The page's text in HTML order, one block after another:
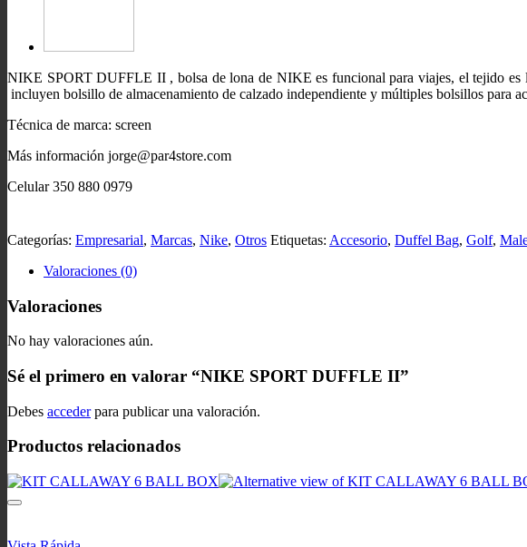
NIKE SPORT DUFFLE II , bolsa de lona de NIKE es funcional para viajes, el tejido
incluyen bolsillo de almacenamiento de calzado independiente y múltiples bolsillos para
Técnica de marca: screen
Más información jorge@par4store.com
Celular 350 880 0979
Categorías: Empresarial, Marcas, Nike, Otros Etiquetas: Accesorio, Duffel Bag, Golf,
Valoraciones (0)
Valoraciones
No hay valoraciones aún.
Sé el primero en valorar “NIKE SPORT DUFFLE II”
Debes accederpara publicar una valoración.
Productos relacionados